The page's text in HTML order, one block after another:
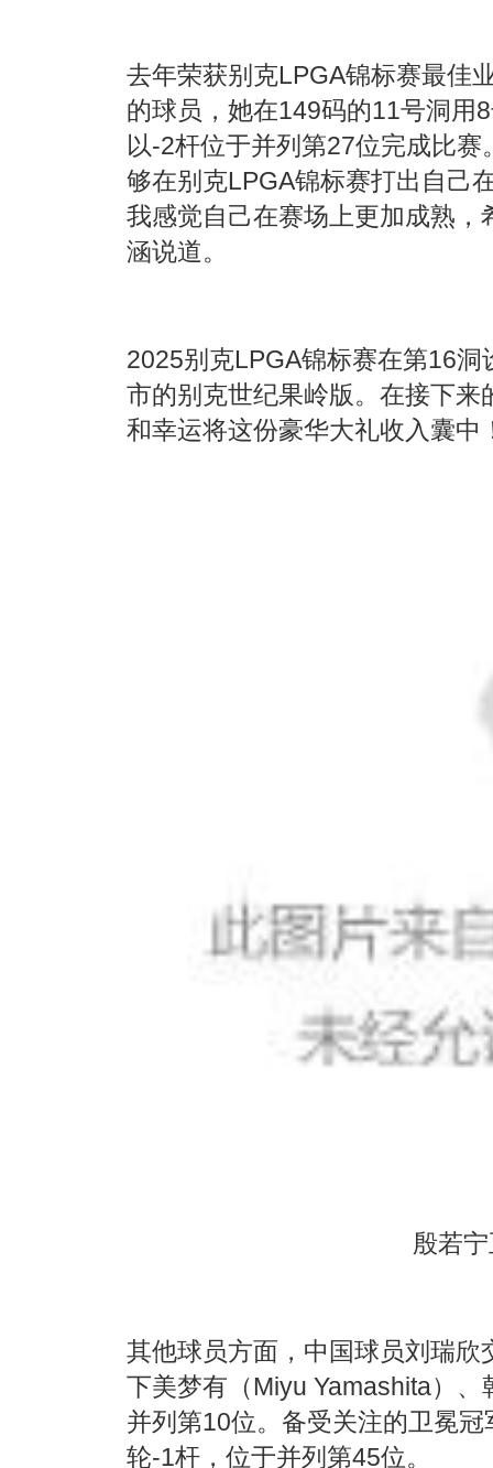
去年荣获别克LPGA锦标赛最佳
的球员，她在149码的11号洞用
以-2杆位于并列第27位完成比
够在别克LPGA锦标赛打出自己
我感觉自己在赛场上更加成熟，
涵说道。
2025别克LPGA锦标赛在第16
市的别克世纪果岭版。在接下
和幸运将这份豪华大礼收入囊中
殷若
其他球员方面，中国球员刘瑞
下美梦有（Miyu Yamashita）
并列第10位。备受关注的卫冕
轮-1杆，位于并列第45位。